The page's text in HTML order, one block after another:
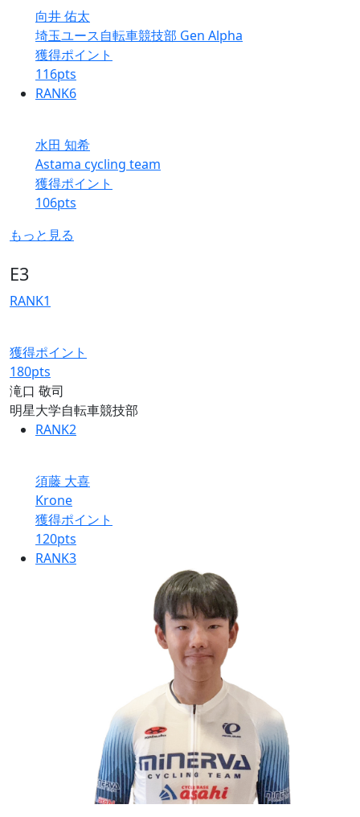
向井 佑太
埼玉ユース自転車競技部 Gen Alpha
獲得ポイント
116pts
RANK6
水田 知希
Astama cycling team
獲得ポイント
106pts
もっと見る
E3
RANK1
獲得ポイント
180pts
滝口 敬司
明星大学自転車競技部
RANK2
須藤 大喜
Krone
獲得ポイント
120pts
RANK3